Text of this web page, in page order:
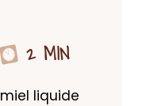
2 MIN
liquide